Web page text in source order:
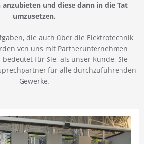
anzubieten und diese dann in die Tat
umzusetzen.
die auch über die Elektrotechnik
von uns mit Partnerunternehmen
für Sie, als unser Kunde, Sie
für alle durchzuführenden
Gewerke.